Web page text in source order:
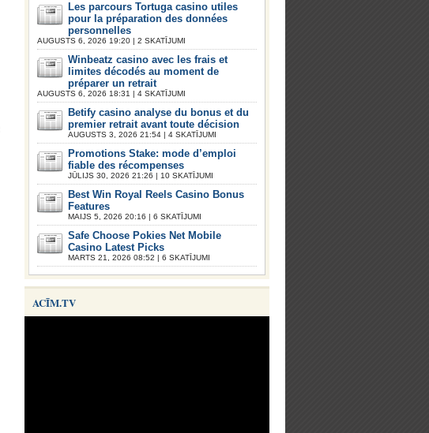
Les parcours Tortuga casino utiles
pour la préparation des données
personnelles
AUGUSTS 6, 2026 19:20 | 2 SKATĪJUMI
Winbeatz casino avec les frais et
limites décodés au moment de
préparer un retrait
AUGUSTS 6, 2026 18:31 | 4 SKATĪJUMI
Betify casino analyse du bonus et du
premier retrait avant toute décision
AUGUSTS 3, 2026 21:54 | 4 SKATĪJUMI
Promotions Stake: mode d’emploi
fiable des récompenses
JŪLIJS 30, 2026 21:26 | 10 SKATĪJUMI
Best Win Royal Reels Casino Bonus
Features
MAIJS 5, 2026 20:16 | 6 SKATĪJUMI
Safe Choose Pokies Net Mobile
Casino Latest Picks
MARTS 21, 2026 08:52 | 6 SKATĪJUMI
ACĪM.TV